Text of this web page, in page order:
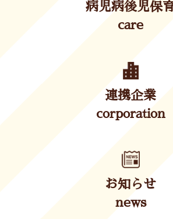
病児病後児保
care
連携企業
corporation
お知らせ
news